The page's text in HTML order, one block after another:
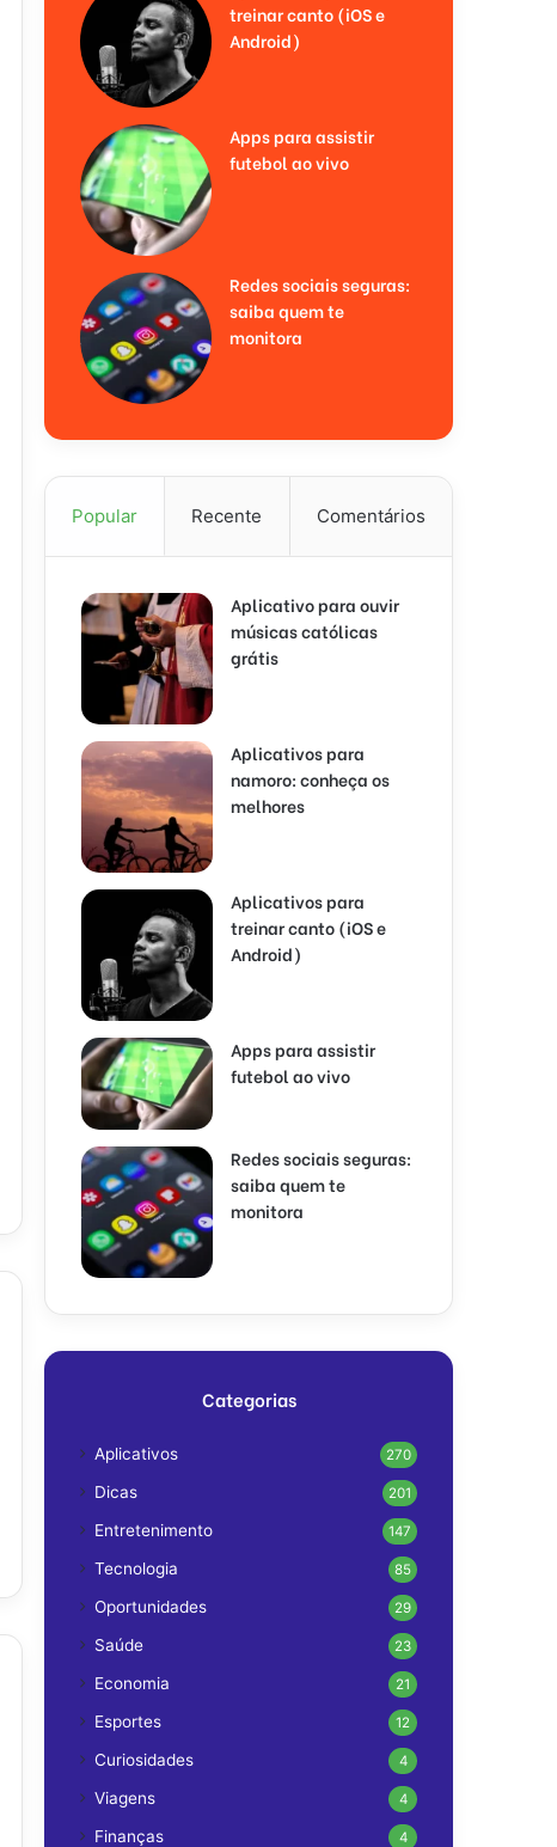
treinar canto (iOS e
Android)
Apps para assistir
futebol ao vivo
Redes sociais seguras:
saiba quem te
monitora
Popular Recente Comentários
Aplicativo para ouvir
músicas católicas
grátis
Aplicativos para
namoro: conheça os
melhores
Aplicativos para
treinar canto (iOS e
Android)
Apps para assistir
futebol ao vivo
Redes sociais seguras:
saiba quem te
monitora
Categorias
Aplicativos 270
Dicas 201
Entretenimento 147
Tecnologia 85
Oportunidades 29
Saúde 23
Economia 21
Esportes 12
Curiosidades 4
Viagens 4
Finanças 4